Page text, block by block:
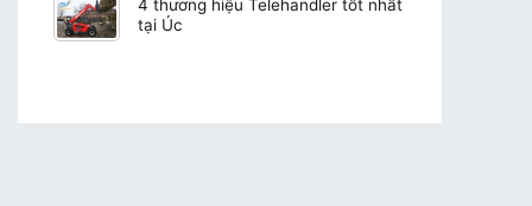
4 thương hiệu Telehandler tốt nhất
tại Úc